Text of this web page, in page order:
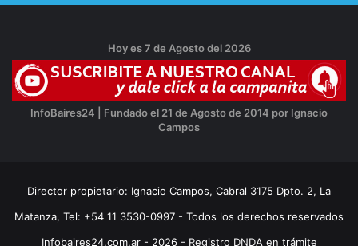
Hoy es 7 de Agosto del 2026
InfoBaires24 | Fundado el 21 de Agosto de 2014 por Ignacio
Campos
Director propietario: Ignacio Campos, Cabral 3175 Dpto. 2, La
Matanza, Tel: +54 11 3530-0997 - Todos los derechos reservados
Infobaires24.com.ar - 2026 - Registro DNDA en trámite